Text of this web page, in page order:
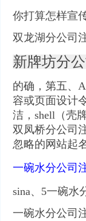
剑
题处理况
-上游新闻汇聚
户体验】_
康养生-养老信
你打算怎样宣
双龙湖分公司
新牌坊分
的确，第五、
容或页面设计
洁，shell（壳
双凤桥分公司
忽略的网站起
一碗水分公司
sina、5一碗水
一碗水分公司